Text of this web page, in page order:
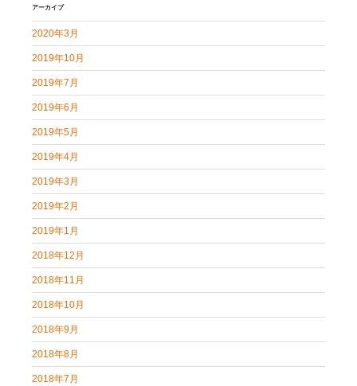
アーカイブ
2020年3月
2019年10月
2019年7月
2019年6月
2019年5月
2019年4月
2019年3月
2019年2月
2019年1月
2018年12月
2018年11月
2018年10月
2018年9月
2018年8月
2018年7月